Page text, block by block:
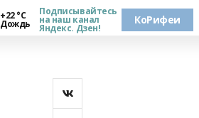
+22 °С
Дождь
Подписывайтесь
на наш канал
Яндекс. Дзен!
КоРифеи